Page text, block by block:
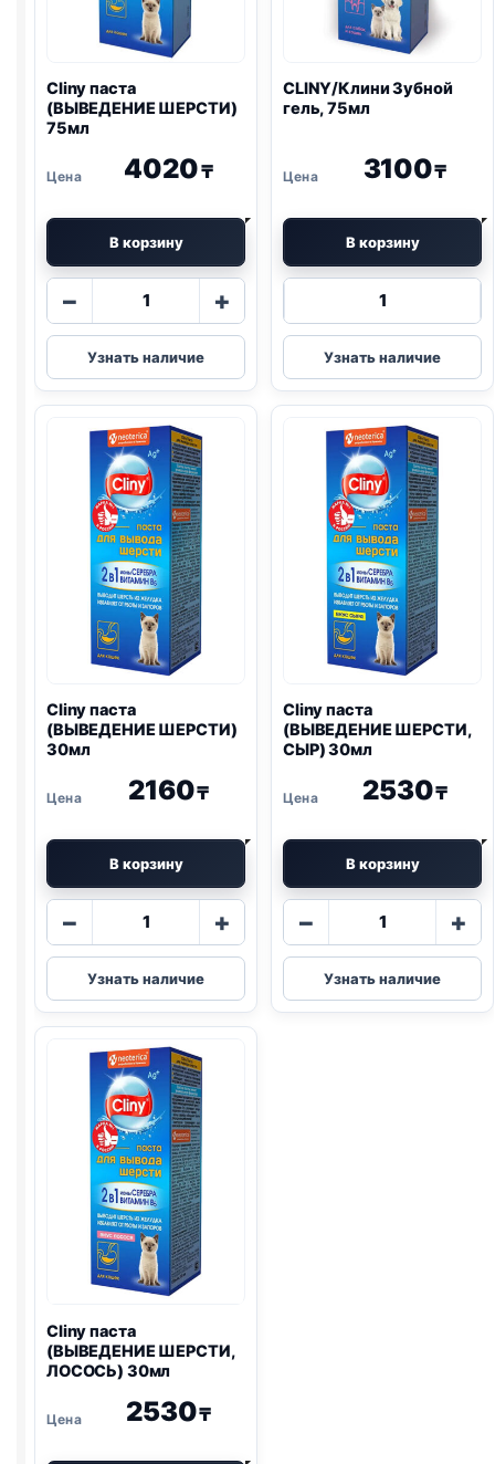
Cliny паста
(ВЫВЕДЕНИЕ ШЕРСТИ)
75мл
4020₸
В корзину
−
Количество
Cliny
паста
(ВЫВЕДЕНИЕ
75мл
+
Узнать наличие
CLINY/Клини Зубной
гель, 75мл
3100₸
В корзину
Количество
CLINY/
Клини
Зубной
75мл
Узнать наличие
Cliny паста
(ВЫВЕДЕНИЕ ШЕРСТИ)
30мл
2160₸
В корзину
−
Количество
Cliny
паста
(ВЫВЕДЕНИЕ
30мл
+
Узнать наличие
Cliny паста
(ВЫВЕДЕНИЕ ШЕРСТИ,
СЫР) 30мл
2530₸
В корзину
−
Количество
Cliny
паста
(ВЫВЕДЕНИЕ
+
Узнать наличие
Cliny паста
(ВЫВЕДЕНИЕ ШЕРСТИ,
ЛОСОСЬ) 30мл
2530₸